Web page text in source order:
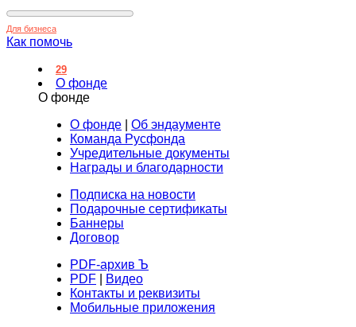
Для бизнеса
Как помочь
29
О фонде
О фонде
О фонде
Об эндаументе
Команда Русфонда
Учредительные документы
Награды и благодарности
Подписка на новости
Подарочные сертификаты
Баннеры
Договор
PDF-архив Ъ
PDF
Видео
Контакты и реквизиты
Мобильные приложения